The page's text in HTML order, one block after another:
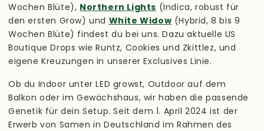
Wochen Blüte), Northern Lights (Indica, robust für
den ersten Grow) und White Widow (Hybrid, 8 bis 9
Wochen Blüte) findest du bei uns. Dazu aktuelle US
Boutique Drops wie Runtz, Cookies und Zkittlez, und
eigene Kreuzungen in unserer Exclusives Linie.
Ob du Indoor unter LED growst, Outdoor auf dem
Balkon oder im Gewächshaus, wir haben die passende
Genetik für dein Setup. Seit dem 1. April 2024 ist der
Erwerb von Samen in Deutschland im Rahmen des